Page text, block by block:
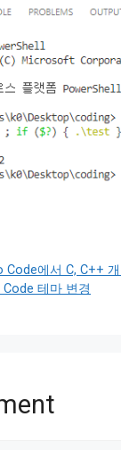
Code에서 C, C++
테마 변경